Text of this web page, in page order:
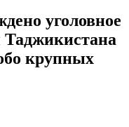
уголовное
Таджикистана
крупных